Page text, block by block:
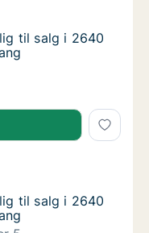
til salg i 2640
i 2640 Hedehusene,
til salg i 2640
til salg i 2640
til salg i 2640
til salg i 2640
i 2640 Hedehusene,
til salg i 2640
til salg i 2640